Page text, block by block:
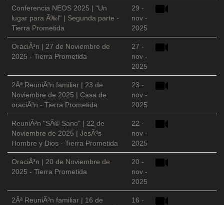
Conferencia NEOS 2025 | "Un
lugar para Ã‰l" | Segunda parte -
Tierra Prometida
29 -
nov -
2025
OraciÃ³n | 27 de Noviembre de
2025 - Tierra Prometida
27 -
nov -
2025
2Âª ReuniÃ³n familiar | 23 de
Noviembre de 2025 | Casa de
oraciÃ³n - Tierra Prometida
23 -
nov -
2025
ReuniÃ³n "SÃ© Sano" | 22 de
Noviembre de 2025 | JesÃºs
Hombre y Dios - Tierra Prometida
22 -
nov -
2025
OraciÃ³n | 20 de Noviembre de
2025 - Tierra Prometida
20 -
nov -
2025
2Âª ReuniÃ³n familiar | 16 de
16 -